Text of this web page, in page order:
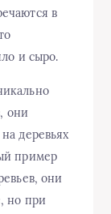
в
и сыро.
они
деревьях
пример
они
но при